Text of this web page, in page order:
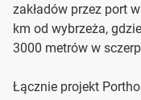
zakładów przez port
km od wybrzeża,
3000 metrów w
Łącznie projekt